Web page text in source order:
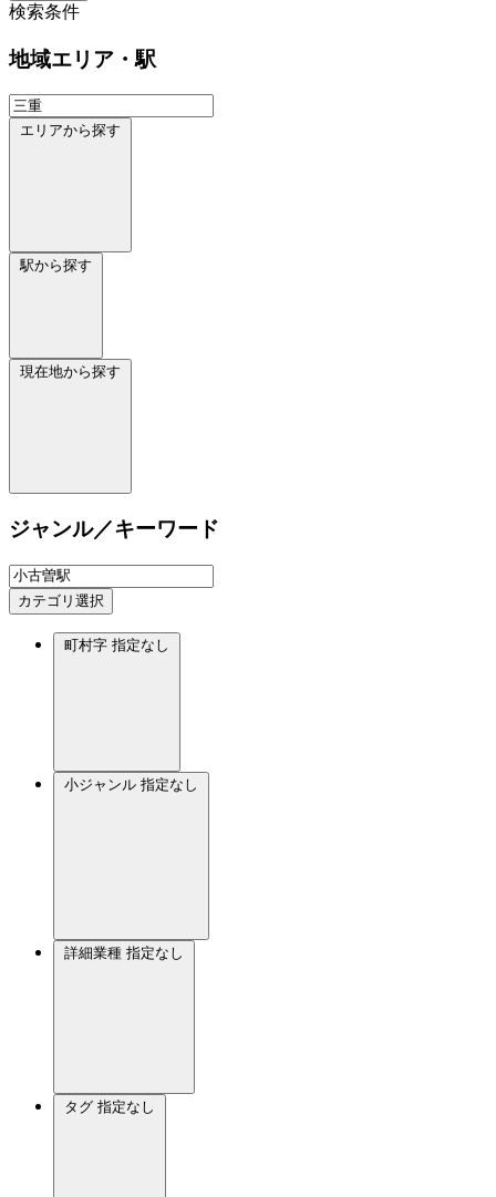
検索条件
地域エリア・駅
エリアから探す
駅から探す
現在地から探す
ジャンル／キーワード
カテゴリ選択
町村字 指定なし
小ジャンル 指定なし
詳細業種 指定なし
タグ 指定なし